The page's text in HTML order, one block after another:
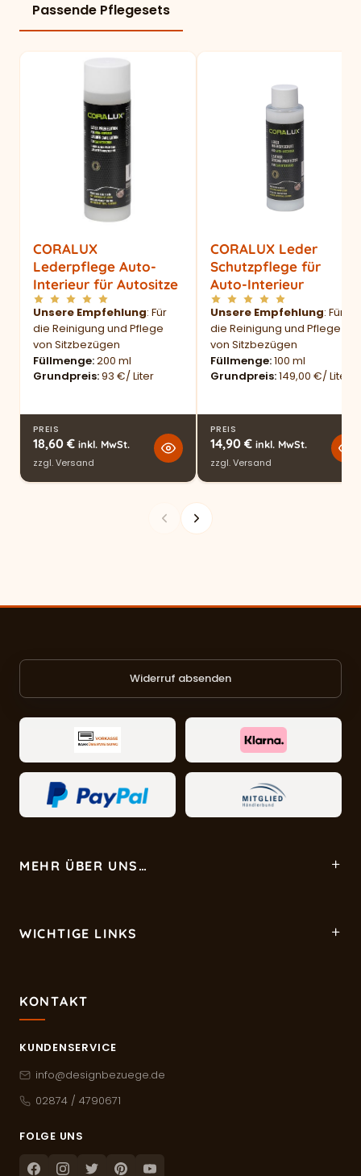
Passende Pflegesets
CORALUX
Lederpflege Auto-
Interieur für Autositze
Unsere Empfehlung: Für
die Reinigung und Pflege
von Sitzbezügen
Füllmenge 200 ml
Grundpreis 93 €/ Liter
PREIS
18,60 € inkl. MwSt.
zzgl.Versand
CORALUX Leder
Schutzpflege für
Auto-Interieur
Unsere Empfehlung: Für
die Reinigung und Pflege
von Sitzbezügen
Füllmenge 100 ml
Grundpreis 149,00 €/ Liter
PREIS
14,90 € inkl. MwSt.
zzgl.Versand
Widerruf absenden
MEHR ÜBER UNS…
WICHTIGE LINKS
KONTAKT
KUNDENSERVICE
info@designbezuege.de
02874 / 4790671
FOLGE UNS